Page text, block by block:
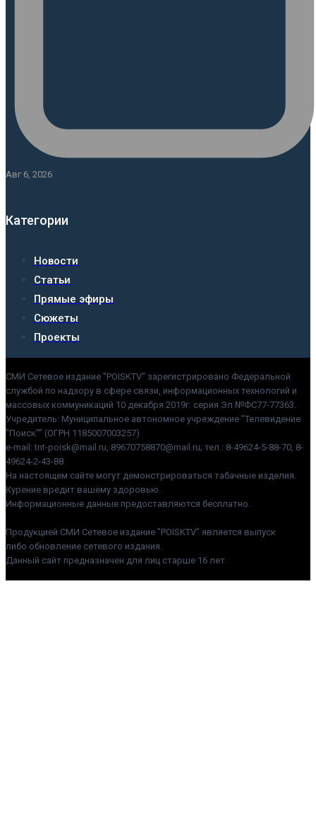
Авг 6, 2026
Категории
Новости
Статьи
Прямые эфиры
Сюжеты
Проекты
СМИ Сетевое издание "POISKTV" зарегистрировано Федеральной
службой по надзору в сфере связи, информационных технологий и
массовых коммуникаций 10 декабря 2019г. серия Эл №ФС77-77363.
Учредитель: Муниципальное автономное учреждение "Телевидение
"Поиск"" (ОГРН 1185007003257)
e-mail: tnt-poisk@mail.ru, 89670758870@mail.ru; тел.: 8-49624-5-88-70, 8-
49624-2-43-88
На настоящем сайте могут демонстрироваться табачные изделия.
Курение вредит вашему здоровью.
Информационные данные предоставляются бесплатно.
Продукцией СМИ Сетевое издание "POISKTV" является выпуск
либо обновление сетевого издания.
Данный сайт предназначен для лиц старше 16 лет.